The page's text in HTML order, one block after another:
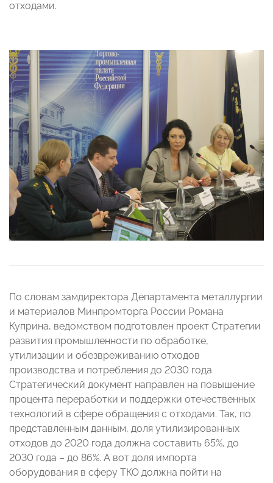
отходами.
По словам замдиректора Департамента металлургии
и материалов Минпромторга России Романа
Куприна, ведомством подготовлен проект Стратегии
развития промышленности по обработке,
утилизации и обезвреживанию отходов
производства и потребления до 2030 года.
Стратегический документ направлен на повышение
процента переработки и поддержки отечественных
технологий в сфере обращения с отходами. Так, по
представленным данным, доля утилизированных
отходов до 2020 года должна составить 65%, до
2030 года – до 86%. А вот доля импорта
оборудования в сферу ТКО должна пойти на